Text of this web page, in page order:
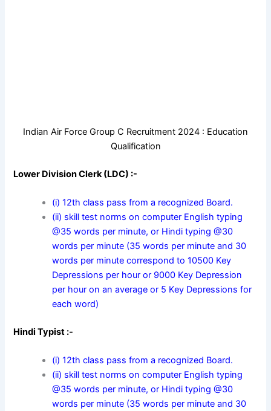
Indian Air Force Group C Recruitment 2024 : Education
Qualification
Lower Division Clerk (LDC) :-
(i) 12th class pass from a recognized Board.
(ii) skill test norms on computer English typing
@35 words per minute, or Hindi typing @30
words per minute (35 words per minute and 30
words per minute correspond to 10500 Key
Depressions per hour or 9000 Key Depression
per hour on an average or 5 Key Depressions for
each word)
Hindi Typist :-
(i) 12th class pass from a recognized Board.
(ii) skill test norms on computer English typing
@35 words per minute, or Hindi typing @30
words per minute (35 words per minute and 30